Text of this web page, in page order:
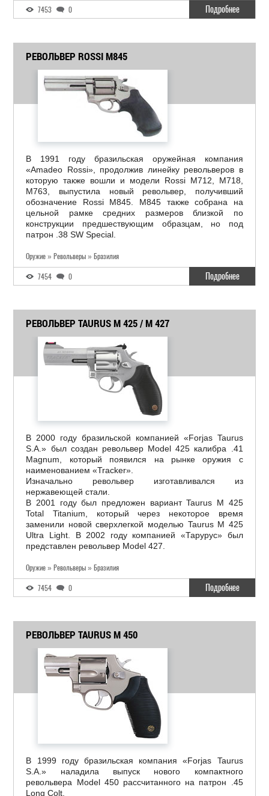
7453 0 Подробнее
РЕВОЛЬВЕР ROSSI M845
В 1991 году бразильская оружейная компания
«Amadeo Rossi», продолжив линейку револьверов в
которую также вошли и модели Rossi M712, M718,
M763, выпустила новый револьвер, получивший
обозначение Rossi M845. M845 также собрана на
цельной рамке средних размеров близкой по
конструкции предшествующим образцам, но под
патрон .38 SW Special.
Оружие » Револьверы » Бразилия
7454 0 Подробнее
РЕВОЛЬВЕР TAURUS M 425 / M 427
В 2000 году бразильской компанией «Forjas Taurus
S.A.» был создан револьвер Model 425 калибра .41
Magnum, который появился на рынке оружия с
наименованием «Tracker».
Изначально револьвер изготавливался из
нержавеющей стали.
В 2001 году был предложен вариант Taurus M 425
Total Titanium, который через некоторое время
заменили новой сверхлегкой моделью Taurus M 425
Ultra Light. В 2002 году компанией «Тарурус» был
представлен револьвер Model 427.
Оружие » Револьверы » Бразилия
7454 0 Подробнее
РЕВОЛЬВЕР TAURUS M 450
В 1999 году бразильская компания «Forjas Taurus
S.A.» наладила выпуск нового компактного
револьвера Model 450 рассчитанного на патрон .45
Long Colt.